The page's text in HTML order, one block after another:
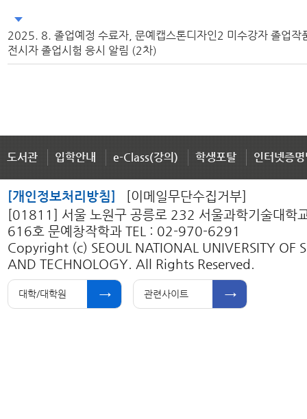
2025. 8. 졸업예정 수료자, 문예캡스톤디자인2 미수강자 졸업작
전시자 졸업시험 응시 알림 (2차)
도서관 입학안내 e-Class(강의) 학생포탈 인터넷증
[개인정보처리방침]
[이메일무단수집거부]
[01811] 서울 노원구 공릉로 232 서울과학기술대학
616호 문예창작학과 TEL : 02-970-6291
Copyright (c) SEOUL NATIONAL UNIVERSITY OF
AND TECHNOLOGY. All Rights Reserved.
대학/대학원 관련사이트